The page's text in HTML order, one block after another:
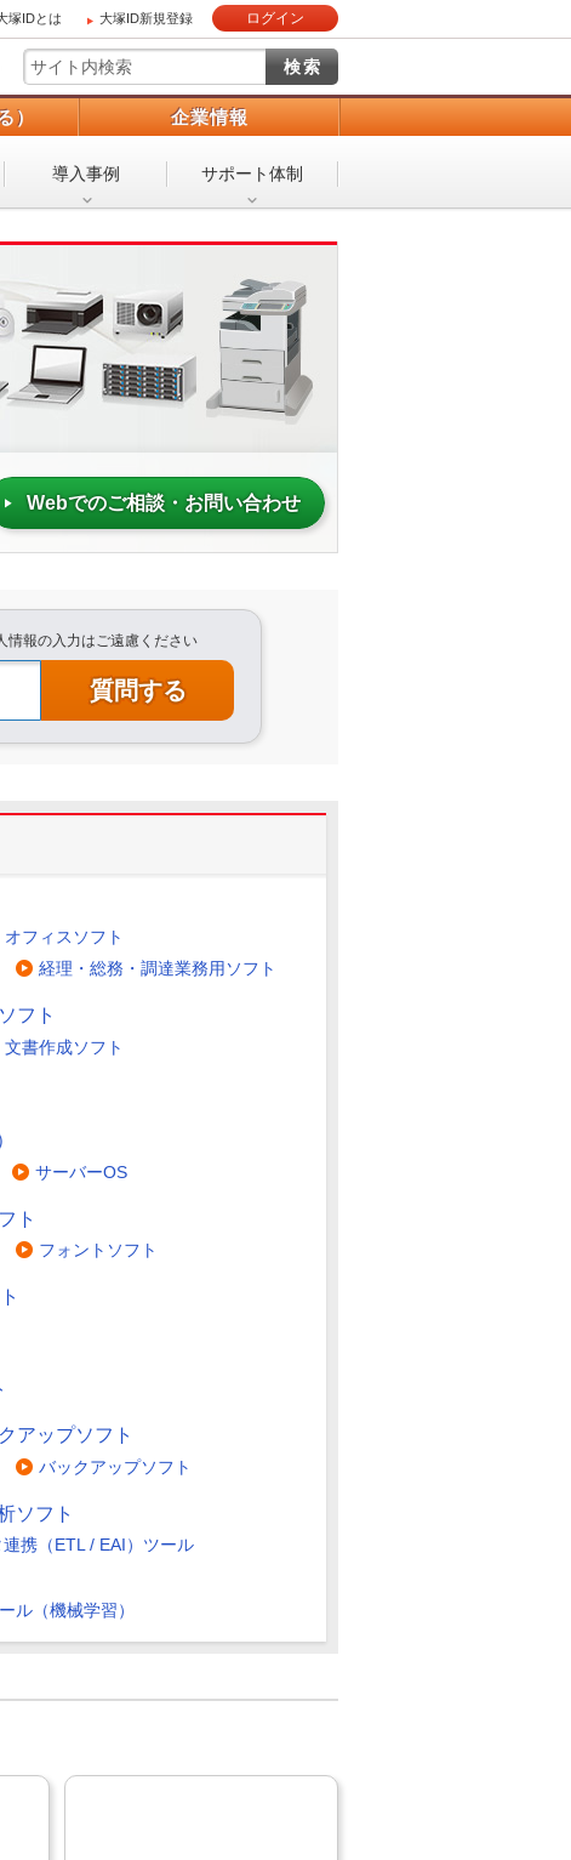
塚IDとは 大塚ID新規登録 ログイン
） 企業情報
導入事例 サポート体制
Webでのご相談・お問い合わせ
情報の入力はご遠慮ください
オフィスソフト
経理・総務・調達業務用ソフト
フト
文書作成ソフト
サーバーOS
ト
フォントソフト
アップソフト
バックアップソフト
ソフト
携（ETL / EAI）ツール
ル（機械学習）